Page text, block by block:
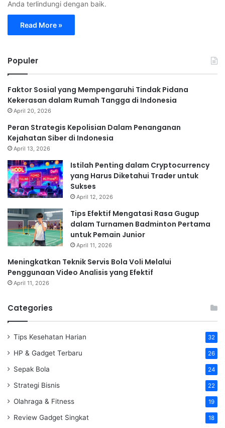
Anda terlindungi dengan baik.
Read More »
Populer
Faktor Sosial yang Mempengaruhi Tindak Pidana
Kekerasan dalam Rumah Tangga di Indonesia
April 20, 2026
Peran Strategis Kepolisian Dalam Penanganan
Kejahatan Siber di Indonesia
April 13, 2026
Istilah Penting dalam Cryptocurrency
yang Harus Diketahui Trader untuk
Sukses
April 12, 2026
Tips Efektif Mengatasi Rasa Gugup
dalam Turnamen Badminton Pertama
untuk Pemain Junior
April 11, 2026
Meningkatkan Teknik Servis Bola Voli Melalui
Penggunaan Video Analisis yang Efektif
April 11, 2026
Categories
Tips Kesehatan Harian 32
HP & Gadget Terbaru 26
Sepak Bola 24
Strategi Bisnis 22
Olahraga & Fitness 19
Review Gadget Singkat 18